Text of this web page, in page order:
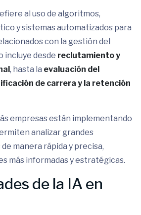
al uso de algoritmos,
y sistemas automatizados para
con la gestión del
incluye desde reclutamiento y
, hasta la evaluación del
de carrera y la retención
empresas están implementando
analizar grandes
manera rápida y precisa,
más informadas y estratégicas.
de la IA en